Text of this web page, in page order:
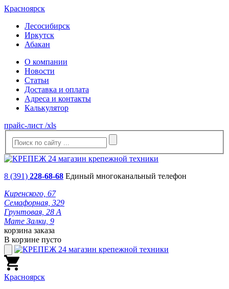
Красноярск
Лесосибирск
Иркутск
Абакан
О компании
Новости
Статьи
Доставка и оплата
Адреса и контакты
Калькулятор
прайс-лист /xls
8 (391) 228-68-68 Единый многоканальный телефон
Киренского, 67
Семафорная, 329
Грунтовая, 28 А
Мате Залки, 9
корзина заказа
В корзине пусто
Красноярск